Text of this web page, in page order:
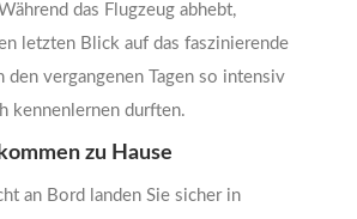
das Flugzeug abhebt,
letzten Blick auf das faszinierende
den vergangenen Tagen so intensiv
kennenlernen durften.
zu Hause
an Bord landen Sie sicher in